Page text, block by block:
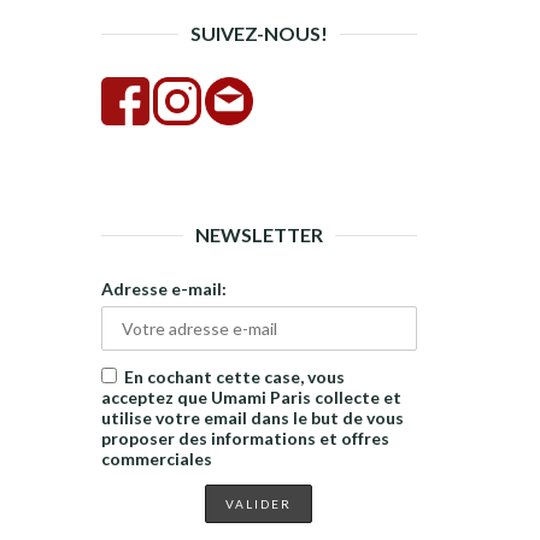
SUIVEZ-NOUS!
NEWSLETTER
Adresse e-mail:
En cochant cette case, vous
acceptez que Umami Paris collecte et
utilise votre email dans le but de vous
proposer des informations et offres
commerciales